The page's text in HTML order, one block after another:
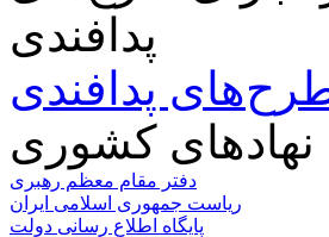
پدافندی
نهادهای کشوری
دفتر مقام معظم رهبری
ریاست جمهوری اسلامی ایران
پایگاه اطلاع رسانی دولت